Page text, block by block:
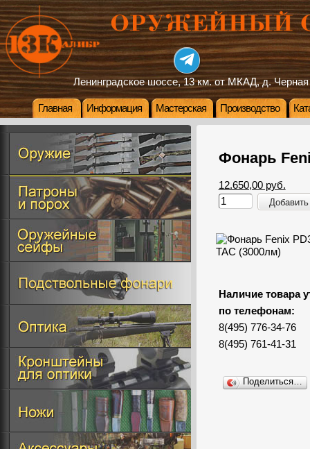
Ленинградское шоссе, 13 км. от МКАД, д. Черная
Главная Информация Мастерская Производство
Фонарь
12.650,00 руб.
Наличие товара
по телефонам:
8(495) 776-34-76
8(495) 761-41-31
Поделиться…